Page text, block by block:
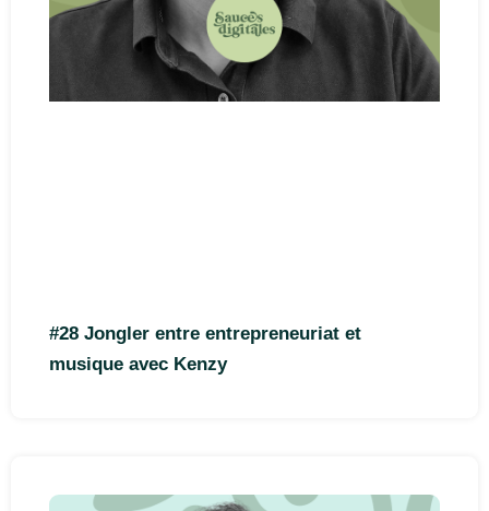
#28 Jongler entre entrepreneuriat et
musique avec Kenzy